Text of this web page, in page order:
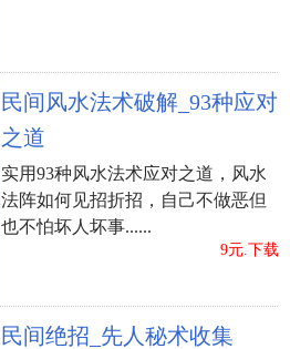
民间风水法术破解_93种应对
之道
实用93种风水法术应对之道，风水
法阵如何见招折招，自己不做恶但
也不怕坏人坏事......
9元.下载
民间绝招_先人秘术收集